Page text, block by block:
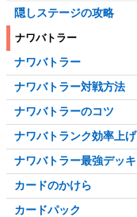
6ボス
最終3
ラスボス
隠しステージの攻略
ナワバトラー
ナワバトラー
ナワバトラー対戦方法
ナワバトラーのコツ
ナワバトランク効率上げ
ナワバトラー最強デッキ
カードのかけら
カードパック